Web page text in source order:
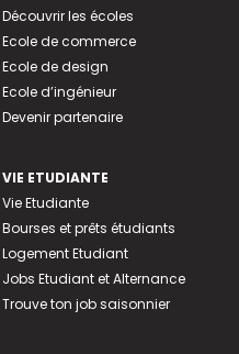
Découvrir les écoles
Ecole de commerce
Ecole de design
Ecole d’ingénieur
Devenir partenaire
VIE ETUDIANTE
Vie Etudiante
Bourses et prêts étudiants
Logement Etudiant
Jobs Etudiant et Alternance
Trouve ton job saisonnier